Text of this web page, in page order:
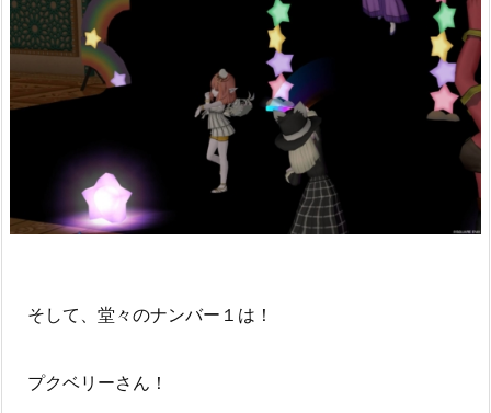
そして、堂々のナンバー１は！
プクベリーさん！